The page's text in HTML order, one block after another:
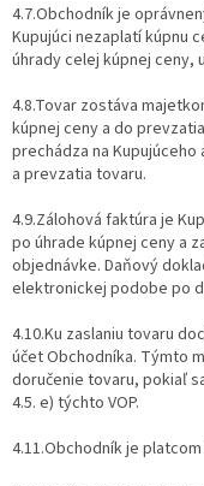
4.7.Obchodník je
Kupujúci nezaplatí kúpnu
úhrady celej kúpnej ceny,
4.8.Tovar zostáva
kúpnej ceny a do
prechádza na
a prevzatia tovaru.
4.9.Zálohová faktúra je
po úhrade kúpnej ceny a
objednávke. Daňový
elektronickej podobe po
4.10.Ku zaslaniu tovaru
účet Obchodníka. Týmto
doručenie tovaru, pokiaľ
4.5. e) týchto VOP.
4.11.Obchodník je platcom